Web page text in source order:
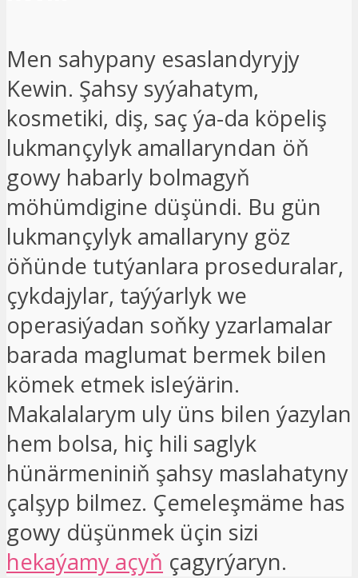
Men sahypany esaslandyryjy
Kewin. Şahsy syýahatym,
kosmetiki, diş, saç ýa-da köpeliş
lukmançylyk amallaryndan öň
gowy habarly bolmagyň
möhümdigine düşündi. Bu gün
lukmançylyk amallaryny göz
öňünde tutýanlara proseduralar,
çykdajylar, taýýarlyk we
operasiýadan soňky yzarlamalar
barada maglumat bermek bilen
kömek etmek isleýärin.
Makalalarym uly üns bilen ýazylan
hem bolsa, hiç hili saglyk
hünärmeniniň şahsy maslahatyny
çalşyp bilmez. Çemeleşmäme has
gowy düşünmek üçin sizi
hekaýamy açyň çagyrýaryn.